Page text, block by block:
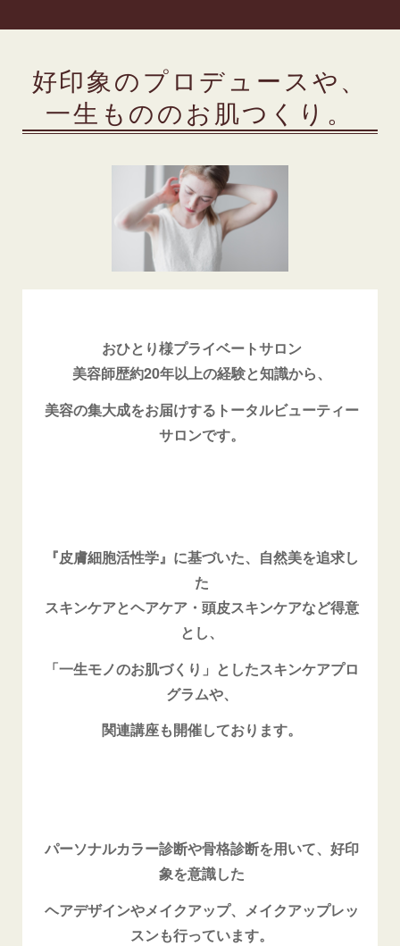
好印象のプロデュースや、
一生もののお肌つくり。
おひとり様プライベートサロン
美容師歴約20年以上の経験と知識から、
美容の集大成をお届けするトータルビューティー
サロンです。
『皮膚細胞活性学』に基づいた、自然美を追求し
た
スキンケアとヘアケア・頭皮スキンケアなど得意
とし、
「一生モノのお肌づくり」としたスキンケアプロ
グラムや、
関連講座も開催しております。
パーソナルカラー診断や骨格診断を用いて、好印
象を意識した
ヘアデザインやメイクアップ、メイクアップレッ
スンも行っています。